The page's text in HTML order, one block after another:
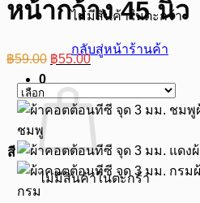
ไม่มีสินค้าในตะกร้า
กลับสู่หน้าร้านค้า
0
ไม่มีสินค้าในตะกร้า
หน้ากว้าง 45 นิ้ว
฿59.00 Original
price
was:
฿59.00.
฿55.00Current
price
is:
฿55.00.
สี
ชมพู
กรม